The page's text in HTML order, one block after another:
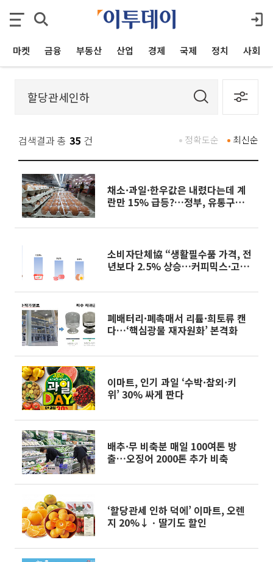
마켓 금융 부동산 산업 경제 국제 정치 사회
검색결과 총 35 건 최신순
정확도순
채소·과일·한우값은 내렸다는데 계
란만 15% 급등?…정부, 유통구조
소비자단체協 “생활필수품 가격, 전
년보다 2.5% 상승…커피믹스·고추
폐배터리·폐촉매서 리튬·희토류 캔
다…‘핵심광물 재자원화’ 본격화
이마트, 인기 과일 ‘수박·참외·키
위’ 30% 싸게 판다
배추·무 비축분 매일 100여톤 방
출…오징어 2000톤 추가 비축
‘할당관세 인하 덕에’ 이마트, 오렌
지 20%↓ㆍ딸기도 할인